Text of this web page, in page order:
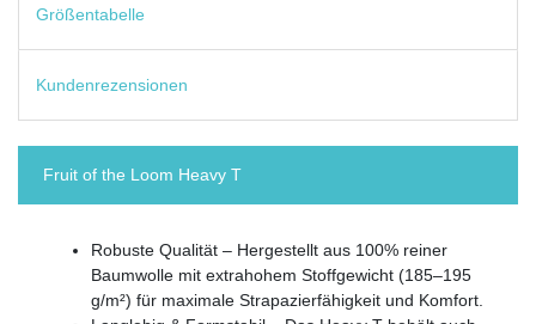
Größentabelle
Kundenrezensionen
Fruit of the Loom Heavy T
Robuste Qualität – Hergestellt aus 100% reiner
Baumwolle mit extrahohem Stoffgewicht (185–195
g/m²) für maximale Strapazierfähigkeit und Komfort.